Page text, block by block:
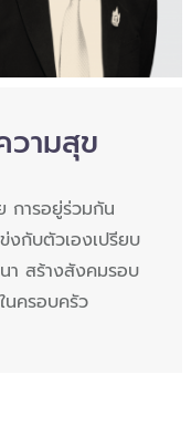
ามสุข
การอยู่ร่วมกัน
กับตัวเองเปรียบ
า สร้างสังคมรอบ
นครอบครัว